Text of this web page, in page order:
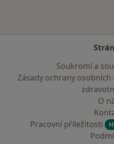
Soukromí a
Zásady ochrany
O
Pracovní příležitosti